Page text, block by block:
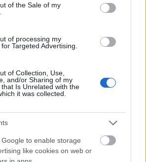
of the Sale of my
of processing my
Targeted Advertising.
of Collection, Use,
and/or Sharing of my
Is Unrelated with the
it was collected.
to enable storage
like cookies on web or
23.
early show-t fémjelző
érdemes hazaindulni a
Akváriumból, mert a klub
folytatódik a buli. A
drum&bass legendája,
majd a hollandiai
Martijn Sonderen…